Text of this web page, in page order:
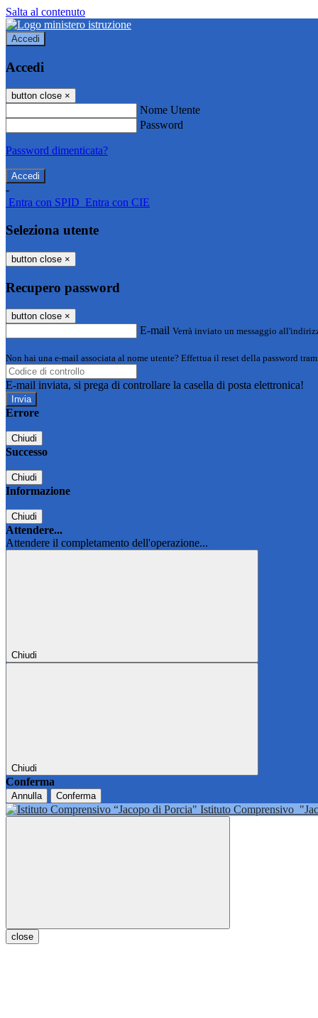
Salta al contenuto
Accedi
Accedi
button close ×
Nome Utente
Password
Password dimenticata?
-
Entra con SPID Entra con CIE
Seleziona utente
button close ×
Recupero password
button close ×
E-mail Verrà inviato un messaggio
Non hai una e-mail associata al nome utente? Effettua il reset della password
E-mail inviata, si prega di controllare la casella di posta elettronica!
Errore
Chiudi
Successo
Chiudi
Informazione
Chiudi
Attendere...
Attendere il completamento dell'operazione...
Chiudi
Chiudi
Conferma
Annulla Conferma
Istituto Comprensivo
close